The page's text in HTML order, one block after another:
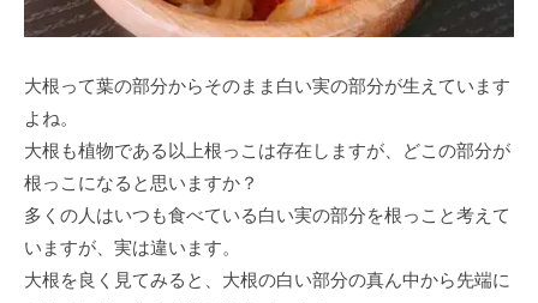
大根って葉の部分からそのまま白い実の部分が生えています
よね。
大根も植物である以上根っこは存在しますが、どこの部分が
根っこになると思いますか？
多くの人はいつも食べている白い実の部分を根っこと考えて
いますが、実は違います。
大根を良く見てみると、大根の白い部分の真ん中から先端に